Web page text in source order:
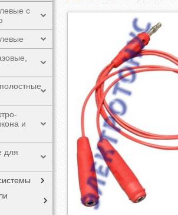
с
и
для